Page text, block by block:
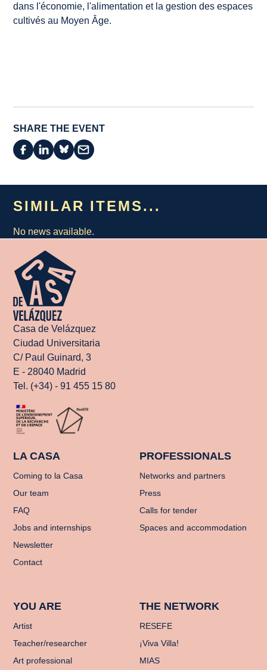
dans l'économie, l'alimentation et la gestion des espaces
cultivés au Moyen Âge.
SHARE THE EVENT
SIMILAR ITEMS...
No news available.
Casa de Velázquez
Ciudad Universitaria
C/ Paul Guinard, 3
E - 28040 Madrid
Tel. (+34) - 91 455 15 80
LA CASA
Coming to la Casa
Our team
FAQ
Jobs and internships
Newsletter
Contact
PROFESSIONALS
Networks and partners
Press
Calls for tender
Spaces and accommodation
YOU ARE
Artist
Teacher/researcher
Art professional
THE NETWORK
RESEFE
¡Viva Villa!
MIAS